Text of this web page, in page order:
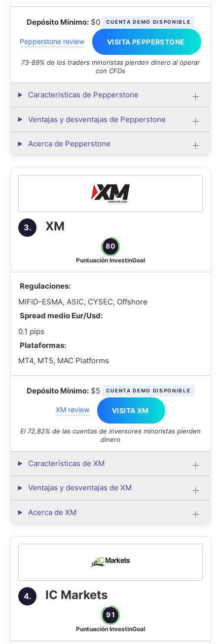
Depósito Mínimo:$0 CUENTA DEMO DISPONIBLE
Pepperstone review VISITA PEPPERSTONE
73-89% de los traders minoristas pierden dinero al operar
con CFDs
Características de Pepperstone
Ventajas y desventajas de Pepperstone
Acerca de Pepperstone
3. XM
80
Puntuación InvestinGoal
Regulaciones:
MIFID-ESMA, ASIC, CYSEC, Offshore
Spread medio Eur/Usd:
0.1 pips
Plataformas:
MT4, MT5, MAC Platforms
Depósito Mínimo:$5 CUENTA DEMO DISPONIBLE
XM review VISITA XM
El 72,82% de las cuentas de inversores minoristas pierden
dinero
Características de XM
Ventajas y desventajas de XM
Acerca de XM
4. IC Markets
91
Puntuación InvestinGoal